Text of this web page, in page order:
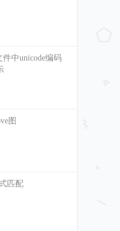
件中unicode编码
图
匹配